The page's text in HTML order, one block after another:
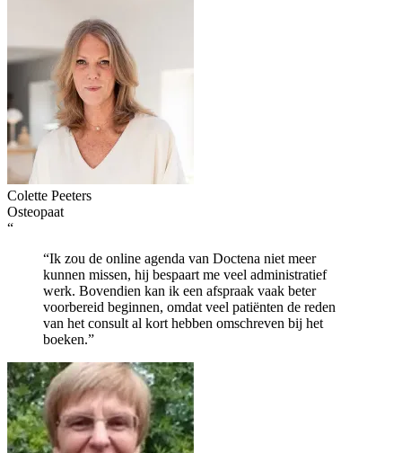
Colette Peeters
Osteopaat
“
“Ik zou de online agenda van Doctena niet meer
kunnen missen, hij bespaart me veel administratief
werk. Bovendien kan ik een afspraak vaak beter
voorbereid beginnen, omdat veel patiënten de reden
van het consult al kort hebben omschreven bij het
boeken.”